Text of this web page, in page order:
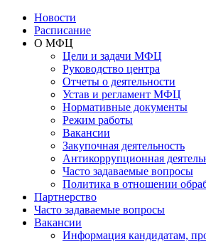
Новости
Расписание
О МФЦ
Цели и задачи МФЦ
Руководство центра
Отчеты о деятельности
Устав и регламент МФЦ
Нормативные документы
Режим работы
Вакансии
Закупочная деятельность
Антикоррупционная
Часто задаваемые вопросы
Политика в отношении
Партнерство
Часто задаваемые вопросы
Вакансии
Информация кандидатам,